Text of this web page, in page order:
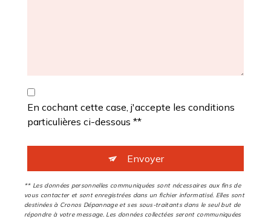
En cochant cette case, j'accepte les conditions
particulières ci-dessous **
Envoyer
** Les données personnelles communiquées sont nécessaires aux fins de
vous contacter et sont enregistrées dans un fichier informatisé. Elles sont
destinées à Cronos Dépannage et ses sous-traitants dans le seul but de
répondre à votre message. Les données collectées seront communiquées